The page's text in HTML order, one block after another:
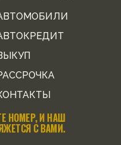
НОМЕР, И НАШ
С ВАМИ.